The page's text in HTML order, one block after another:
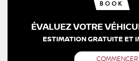
ÉVALUEZ VOTRE
ESTIMATION GRATUITE ET
COMMENCER